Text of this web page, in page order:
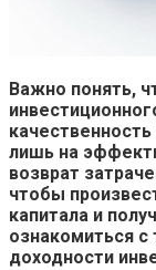
Важно понять,
лишь на
возврат
чтобы
капитала и
ознакомиться с
доходности